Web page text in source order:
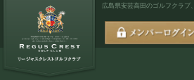
広島県安芸高田のゴルフクラブ、